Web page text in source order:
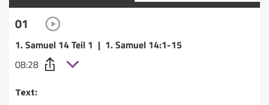
01
1. Samuel 14 Teil 1 | 1. Samuel 14:1-15
08:28
Text: